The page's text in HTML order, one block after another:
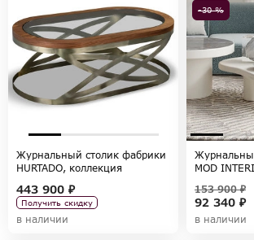
Журнальный столик фабрики
HURTADO, коллекция
443 900 ₽
Получить скидку
в наличии
-30 %
MOD
92 340 ₽
153 900 ₽
в наличии